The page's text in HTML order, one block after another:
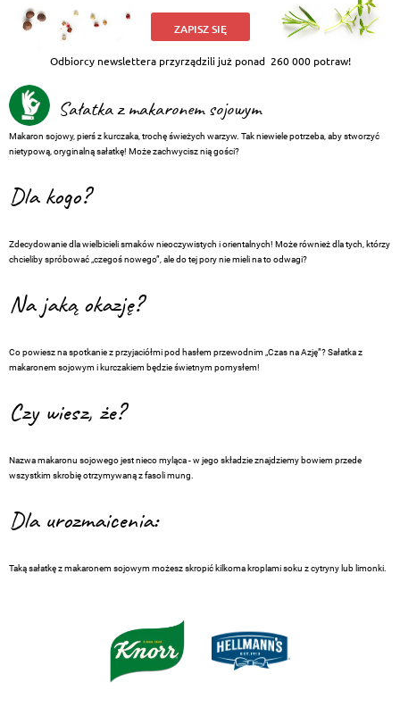
ZAPISZ SIĘ
Odbiorcy newslettera przyrządzili już ponad 260 000 potraw!
Sałatka z makaronem sojowym
Makaron sojowy, pierś z kurczaka, trochę świeżych warzyw. Tak niewiele potrzeba, aby stworzyć
nietypową, oryginalną sałatkę! Może zachwycisz nią gości?
Dla kogo?
Zdecydowanie dla wielbicieli smaków nieoczywistych i orientalnych! Może również dla tych, którzy
chcieliby spróbować „czegoś nowego”, ale do tej pory nie mieli na to odwagi?
Na jaką okazję?
Co powiesz na spotkanie z przyjaciółmi pod hasłem przewodnim „Czas na Azję”? Sałatka z
makaronem sojowym i kurczakiem będzie świetnym pomysłem!
Czy wiesz, że?
Nazwa makaronu sojowego jest nieco myląca - w jego składzie znajdziemy bowiem przede
wszystkim skrobię otrzymywaną z fasoli mung.
Dla urozmaicenia:
Taką sałatkę z makaronem sojowym możesz skropić kilkoma kroplami soku z cytryny lub limonki.